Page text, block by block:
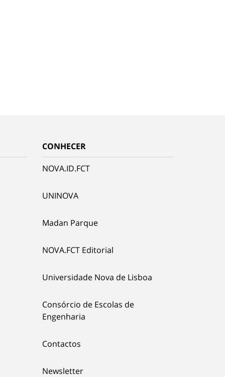
CONHECER
NOVA.ID.FCT
UNINOVA
Madan Parque
NOVA.FCT Editorial
Universidade Nova de Lisboa
Consórcio de Escolas de
Engenharia
Contactos
Newsletter